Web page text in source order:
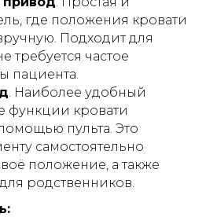
где положения кровати
Подходит для
требуется частое
пациента.
. Наиболее удобный
функции кровати
пульта. Это
самостоятельно
положение, а также
родственников.